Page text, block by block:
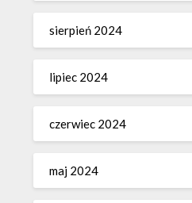
sierpień 2024
lipiec 2024
czerwiec 2024
maj 2024